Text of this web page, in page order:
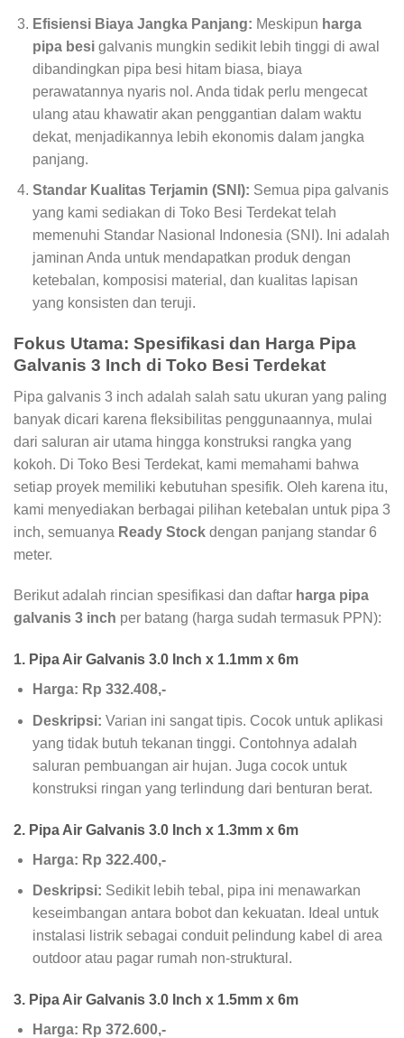
Efisiensi Biaya Jangka Panjang: Meskipun harga
pipa besigalvanis mungkin sedikit lebih tinggi di awal
dibandingkan pipa besi hitam biasa, biaya
perawatannya nyaris nol. Anda tidak perlu mengecat
ulang atau khawatir akan penggantian dalam waktu
dekat, menjadikannya lebih ekonomis dalam jangka
panjang.
Standar Kualitas Terjamin (SNI): Semua pipa galvanis
yang kami sediakan di Toko Besi Terdekat telah
memenuhi Standar Nasional Indonesia (SNI). Ini adalah
jaminan Anda untuk mendapatkan produk dengan
ketebalan, komposisi material, dan kualitas lapisan
yang konsisten dan teruji.
Fokus Utama: Spesifikasi dan Harga Pipa
Galvanis 3 Inch di Toko Besi Terdekat
Pipa galvanis 3 inch adalah salah satu ukuran yang paling
banyak dicari karena fleksibilitas penggunaannya, mulai
dari saluran air utama hingga konstruksi rangka yang
kokoh. Di Toko Besi Terdekat, kami memahami bahwa
setiap proyek memiliki kebutuhan spesifik. Oleh karena itu,
kami menyediakan berbagai pilihan ketebalan untuk pipa 3
inch, semuanya Ready Stock dengan panjang standar 6
meter.
Berikut adalah rincian spesifikasi dan daftar harga pipa
galvanis 3 inch per batang (harga sudah termasuk PPN):
1. Pipa Air Galvanis 3.0 Inch x 1.1mm x 6m
Harga: Rp 332.408,-
Deskripsi: Varian ini sangat tipis. Cocok untuk aplikasi
yang tidak butuh tekanan tinggi. Contohnya adalah
saluran pembuangan air hujan. Juga cocok untuk
konstruksi ringan yang terlindung dari benturan berat.
2. Pipa Air Galvanis 3.0 Inch x 1.3mm x 6m
Harga: Rp 322.400,-
Deskripsi: Sedikit lebih tebal, pipa ini menawarkan
keseimbangan antara bobot dan kekuatan. Ideal untuk
instalasi listrik sebagai conduit pelindung kabel di area
outdoor atau pagar rumah non-struktural.
3. Pipa Air Galvanis 3.0 Inch x 1.5mm x 6m
Harga: Rp 372.600,-